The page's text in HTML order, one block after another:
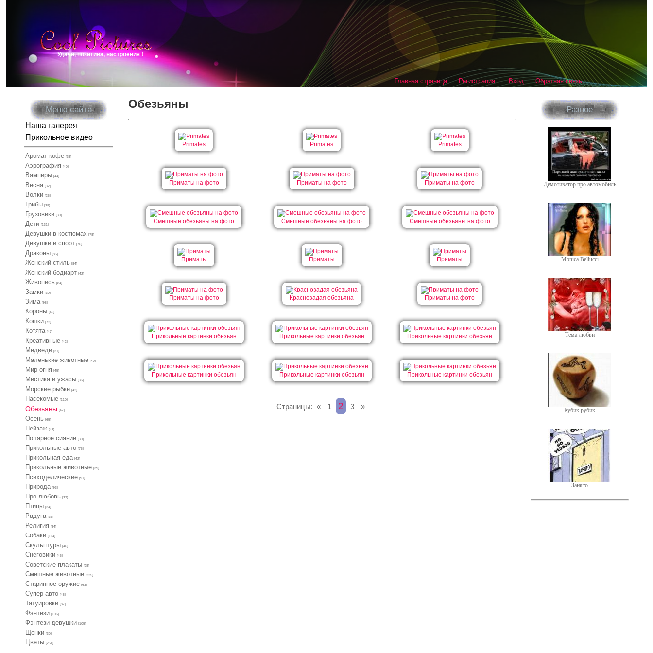
Удачи, позитива, настроения !
Главная страница Регистрация Вход Обратная связь
Меню сайта
Наша галерея
Прикольное видео
Аромат кофе [38]
Аэрография [40]
Вампиры [44]
Весна [32]
Волки [25]
Грибы [39]
Грузовики [30]
Дети [131]
Девушки в костюмах [78]
Девушки и спорт [76]
Драконы [85]
Женский стиль [84]
Женский бодиарт [42]
Живопись [84]
Замки [30]
Зима [98]
Короны [46]
Кошки [72]
Котята [47]
Креативные [42]
Медведи [31]
Маленькие животные [40]
Мир огня [45]
Мистика и ужасы [36]
Морские рыбки [42]
Насекомые [110]
Обезьяны [47]
Осень [65]
Пейзаж [46]
Полярное сияние [30]
Прикольные авто [75]
Прикольная еда [42]
Прикольные животные [39]
Психоделические [91]
Природа [93]
Про любовь [37]
Птицы [34]
Радуга [36]
Религия [34]
Собаки [114]
Скульптуры [46]
Снеговики [46]
Советские плакаты [28]
Смешные животные [225]
Старинное оружие [63]
Супер авто [48]
Татуировки [87]
Фэнтези [106]
Фэнтези девушки [105]
Щенки [30]
Цветы [254]
Обезьяны
Primates Primates Primates
Приматы на фото Приматы на фото Приматы на фото
Смешные обезьяны на фото Смешные обезьяны на фото Смешные обезьяны на фото
Приматы Приматы Приматы
Приматы на фото Краснозадая обезьяна Приматы на фото
Прикольные картинки обезьян Прикольные картинки обезьян Прикольные картинки обезьян
Прикольные картинки обезьян Прикольные картинки обезьян Прикольные картинки обезьян
Страницы: « 1 2 3 »
Разное
Демотиватор про автомобиль
Monica Bellucci
Тема любви
Кубик рубик
Занято